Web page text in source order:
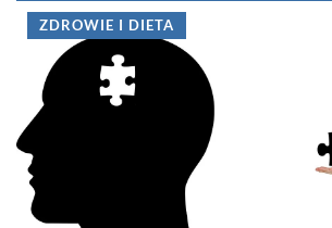
ZDROWIE I DIETA